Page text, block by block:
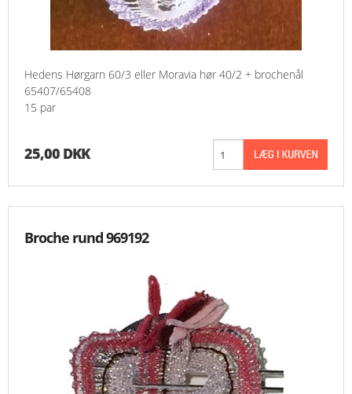
Hedens Hørgarn 60/3 eller Moravia hør 40/2 + brochenål
65407/65408
15 par
25,00 DKK
Broche rund 969192